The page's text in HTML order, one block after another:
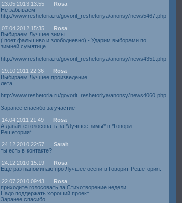
23.05.2013 13:55
Rosa
Не забываем
http://www.reshetoria.ru/govorit_reshetoriya/anonsy/news5467.php
07.04.2012 15:35
Rosa
Выбираем Лучшее зимы.
( поет фальшиво и злободневно) - Ударим выборами по
зимней сумятице
http://www.reshetoria.ru/govorit_reshetoriya/anonsy/news4351.php
29.10.2011 22:36
Rosa
Выбираем Лучшее произведение
лета
http://www.reshetoria.ru/govorit_reshetoriya/anonsy/news4060.php
Заранее спасибо за участие
14.04.2011 21:49
Rosa
А давайте голосовать за *Лучшее зимы* в *Говорит
Решетория*
24.12.2010 22:57
Sarah
ты есть в контакте?
24.12.2010 15:19
Rosa
Еще раз напоминаю про Лучшее осени в Говорит Решетория.
22.07.2010 09:43
Rosa
приходите голосовать за Стихотворение недели...
Надо поддержать хороший проект
Заранее спасибо